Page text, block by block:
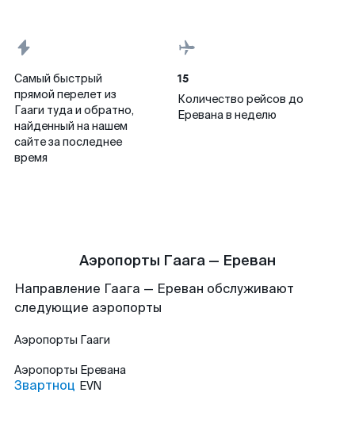
Самый быстрый
прямой перелет из
Гааги туда и обратно,
найденный на нашем
сайте за последнее
время
15
Количество рейсов до
Еревана в неделю
Аэропорты Гаага — Ереван
Направление Гаага — Ереван обслуживают
следующие аэропорты
Аэропорты Гааги
Аэропорты Еревана
Звартноц EVN